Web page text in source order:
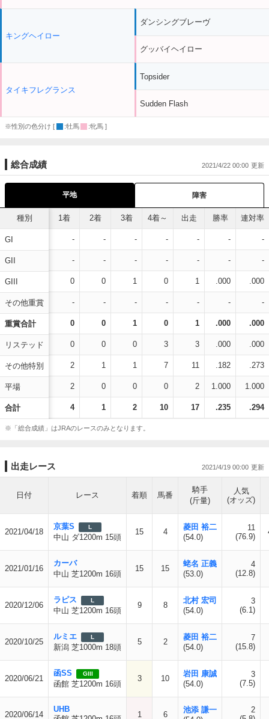
キングヘイロー
タイキフレグランス
ダンシングブレーヴ
グッバイヘイロー
Topsider
Sudden Flash
※性別の色分け [ :牡馬 :牝馬 ]
総合成績 2021/4/22 00:00
平地 障害
種別
GI
GII
GIII
その他重賞
重賞合計
リステッド
その他特別
平場
合計
1着 2着 3着 4着～ 出走 勝率 連対率
- - - - - - -
- - - - - - -
0 0 1 0 1 .000 .000
- - - - - - -
0 0 1 0 1 .000 .000
0 0 0 3 3 .000 .000
2 1 1 7 11 .182 .273
2 0 0 0 2 1.000 1.000
4 1 2 10 17 .235 .294
※「総合成績」はJRAのレースのみとなります。
出走レース 2021/4/19 00:00
日付 レース 着順 馬番
騎手
(斤量)
人気
(オッズ)
2021/04/18
京葉S L
中山 ダ1200m 15頭
15 4
菱田 裕二
(54.0)
11
(76.9)
2021/01/16
カーバ
中山 芝1200m 16頭
15 15
蛯名 正義
(53.0)
4
(12.8)
2020/12/06
ラピス L
中山 芝1200m 16頭
9 8
北村 宏司
(54.0)
3
(6.1)
2020/10/25
ルミエ L
新潟 芝1000m 18頭
5 2
菱田 裕二
(54.0)
7
(15.8)
2020/06/21
函SS GIII
函館 芝1200m 16頭
3 10
岩田 康誠
(54.0)
3
(7.5)
2020/06/14
UHB
1 6
池添 謙一
2